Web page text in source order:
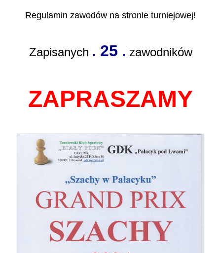
Regulamin zawodów na stronie turniejowej!
Zapisanych . 25 . zawodników
ZAPRASZAMY